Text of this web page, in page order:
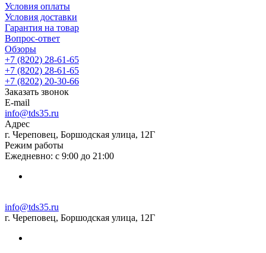
Условия оплаты
Условия доставки
Гарантия на товар
Вопрос-ответ
Обзоры
+7 (8202) 28‑61-65
+7 (8202) 28‑61-65
+7 (8202) 20‑30-66
Заказать звонок
E-mail
info@tds35.ru
Адрес
г. Череповец, Боршодская улица, 12Г
Режим работы
Ежедневно: с 9:00 до 21:00
info@tds35.ru
г. Череповец, Боршодская улица, 12Г